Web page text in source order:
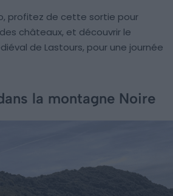
profitez de cette sortie pour
châteaux, et découvrir le
de Lastours, pour une journée
la montagne Noire